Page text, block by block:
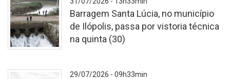
Vistoria
Barragem Santa Lúcia, no município
de Ilópolis, passa por vistoria técnica
na quinta (30)
29/07/2026 - 09h33min